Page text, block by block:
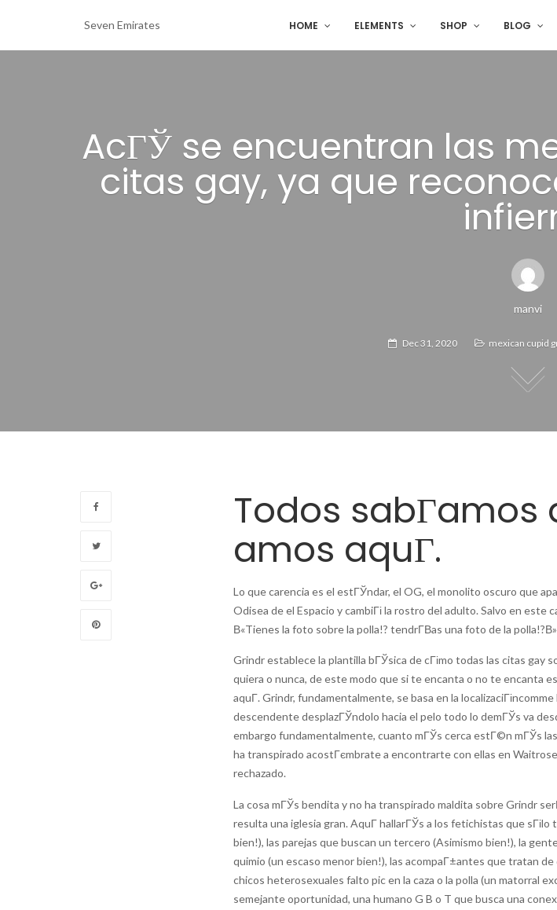
Seven Emirates HOME ELEMENTS SHOP BLOG
AcГЎ se encuentran las
citas gay, ya que
manvi
Dec 31, 2020 mexican cupid
Todos
amos aquГ­.
Lo que carencia es el estГЎndar, el OG, el monolito oscuro que
Odisea de el Espacio y cambiГі la rostro del adulto. Salvo en
В«Tienes la foto sobre la polla!? tendrГ­В­as una foto de la polla!?В»
Grindr establece la plantilla bГЎsica de cГіmo todas las citas gay
quiera o nunca, de este modo que si te encanta o no te encanta
aquГ­. Grindr, fundamentalmente, se basa en la
descendente desplazГЎndolo hacia el pelo todo lo demГЎs va
embargo fundamentalmente, cuanto mГЎs cerca estГ©n mГЎs
ha transpirado acostГєmbrate a encontrarte con ellas en
rechazado.
La cosa mГЎs bendita y no ha transpirado maldita sobre Grindr
resulta una iglesia gran. AquГ­ hallarГЎs a los fetichistas que
bien!), las parejas que buscan un tercero (Asimismo bien!), la
quimio (un escaso menor bien!), las acompaГ±antes que tratan
chicos heterosexuales falto pic en la caza o la polla (un matorral
semejante oportunidad, una humano G B o T que busca una